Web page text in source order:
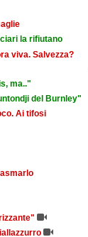
la rifiutano
viva. Salvezza?
ma.."
del Burnley"
Ai tifosi